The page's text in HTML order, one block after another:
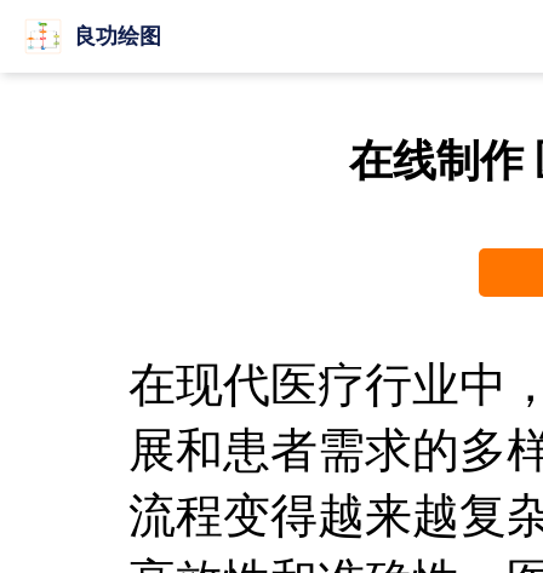
良功绘图
在线制作
在现代医疗行业中
展和患者需求的多
流程变得越来越复